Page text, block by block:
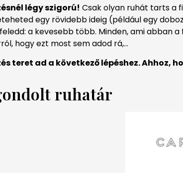
légy szigorú! Csak olyan ruhát tarts a
egy rövidebb ideig (például egy
a kevesebb több. Minden, ami abban
hogy ezt most sem adod rá,…
teret ad a következő lépéshez.
ruhatár